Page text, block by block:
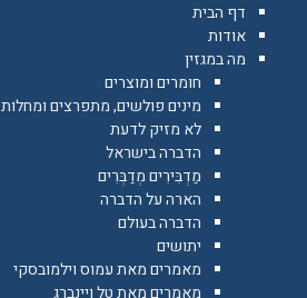
דף הבית
אודות
מה במגזין
חומרים ומוצרים
מינים פולשים, מתפרצים ומחלות
לא מזיק לדעת
הדברה בישראל
מַדְבִּירִים מְדַבְּרִים
הארה על הדברה
הדברה בעולם
יתושים
מאמרים מאת עמוס וילמובסקי
מאמרים מאת טל ויינברג